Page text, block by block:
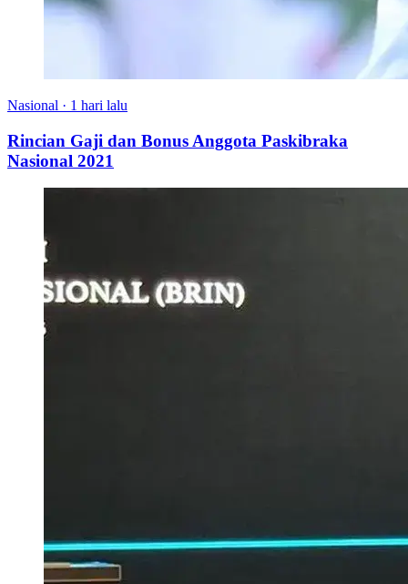
Nasional · 1 hari lalu
Rincian Gaji dan Bonus Anggota Paskibraka
Nasional 2021